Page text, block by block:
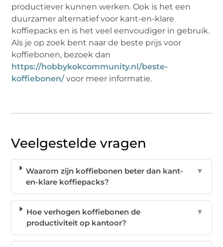
productiever kunnen werken. Ook is het een
duurzamer alternatief voor kant-en-klare
koffiepacks en is het veel eenvoudiger in gebruik.
Als je op zoek bent naar de beste prijs voor
koffiebonen, bezoek dan
https://hobbykokcommunity.nl/beste-
koffiebonen/voor meer informatie.
Veelgestelde vragen
Waarom zijn koffiebonen beter dan kant-
en-klare koffiepacks?
▼
Hoe verhogen koffiebonen de
productiviteit op kantoor?
▼